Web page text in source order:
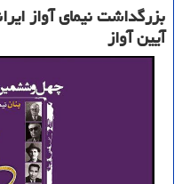
بزرگداشت نیمای آواز
آیین آواز